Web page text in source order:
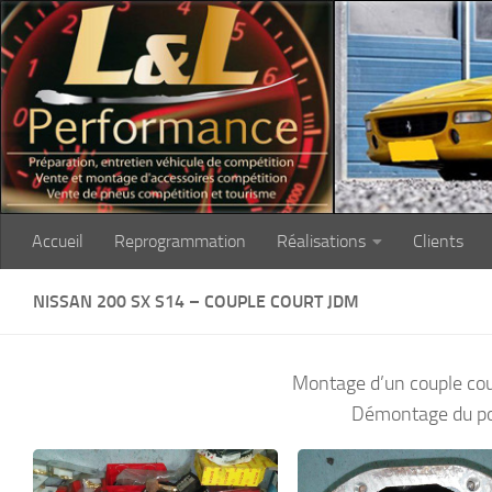
Skip to content
Accueil Reprogrammation Réalisations Clients
NISSAN 200 SX S14 – COUPLE COURT JDM
Montage d’un couple
Démontage du